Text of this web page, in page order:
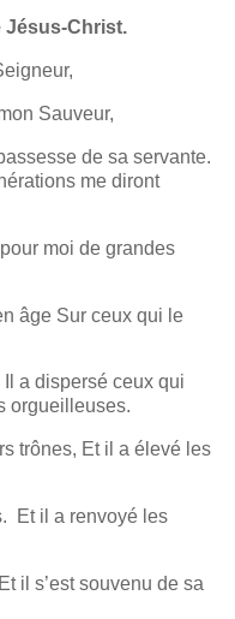
Jésus-Christ.
Sauveur,
de sa servante.
me diront
moi de grandes
âge Sur ceux qui le
a dispersé ceux qui
orgueilleuses.
trônes, Et il a élevé les
Et il a renvoyé les
il s’est souvenu de sa